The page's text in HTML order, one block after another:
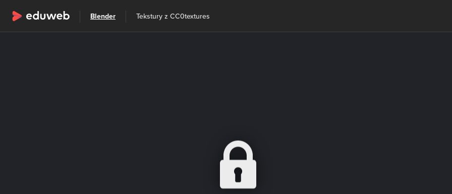
Wszystkie kategorie Szkolenia
Blender Tekstury z CC0textures